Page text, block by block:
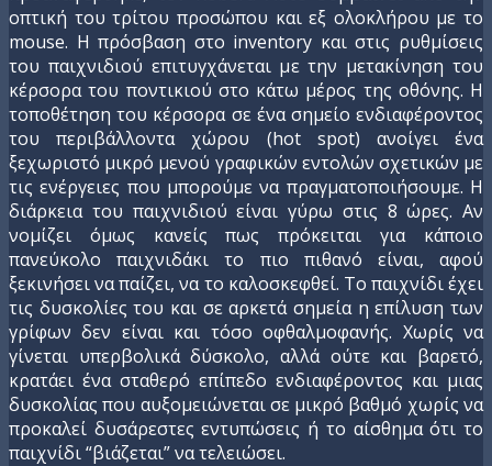
οπτική του τρίτου προσώπου και εξ ολοκλήρου με το
mouse. Η πρόσβαση στο inventory και στις ρυθμίσεις
του παιχνιδιού επιτυγχάνεται με την μετακίνηση του
κέρσορα του ποντικιού στο κάτω μέρος της οθόνης. Η
τοποθέτηση του κέρσορα σε ένα σημείο ενδιαφέροντος
του περιβάλλοντα χώρου (hot spot) ανοίγει ένα
ξεχωριστό μικρό μενού γραφικών εντολών σχετικών με
τις ενέργειες που μπορούμε να πραγματοποιήσουμε. Η
διάρκεια του παιχνιδιού είναι γύρω στις 8 ώρες. Αν
νομίζει όμως κανείς πως πρόκειται για κάποιο
πανεύκολο παιχνιδάκι το πιο πιθανό είναι, αφού
ξεκινήσει να παίζει, να το καλοσκεφθεί. Το παιχνίδι έχει
τις δυσκολίες του και σε αρκετά σημεία η επίλυση των
γρίφων δεν είναι και τόσο οφθαλμοφανής. Χωρίς να
γίνεται υπερβολικά δύσκολο, αλλά ούτε και βαρετό,
κρατάει ένα σταθερό επίπεδο ενδιαφέροντος και μιας
δυσκολίας που αυξομειώνεται σε μικρό βαθμό χωρίς να
προκαλεί δυσάρεστες εντυπώσεις ή το αίσθημα ότι το
παιχνίδι “βιάζεται” να τελειώσει.